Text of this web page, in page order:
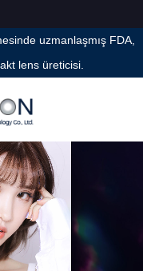
uzmanlaşmış FDA,
lens üreticisi.